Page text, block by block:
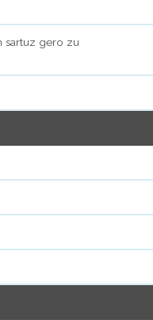
sartuz gero zu